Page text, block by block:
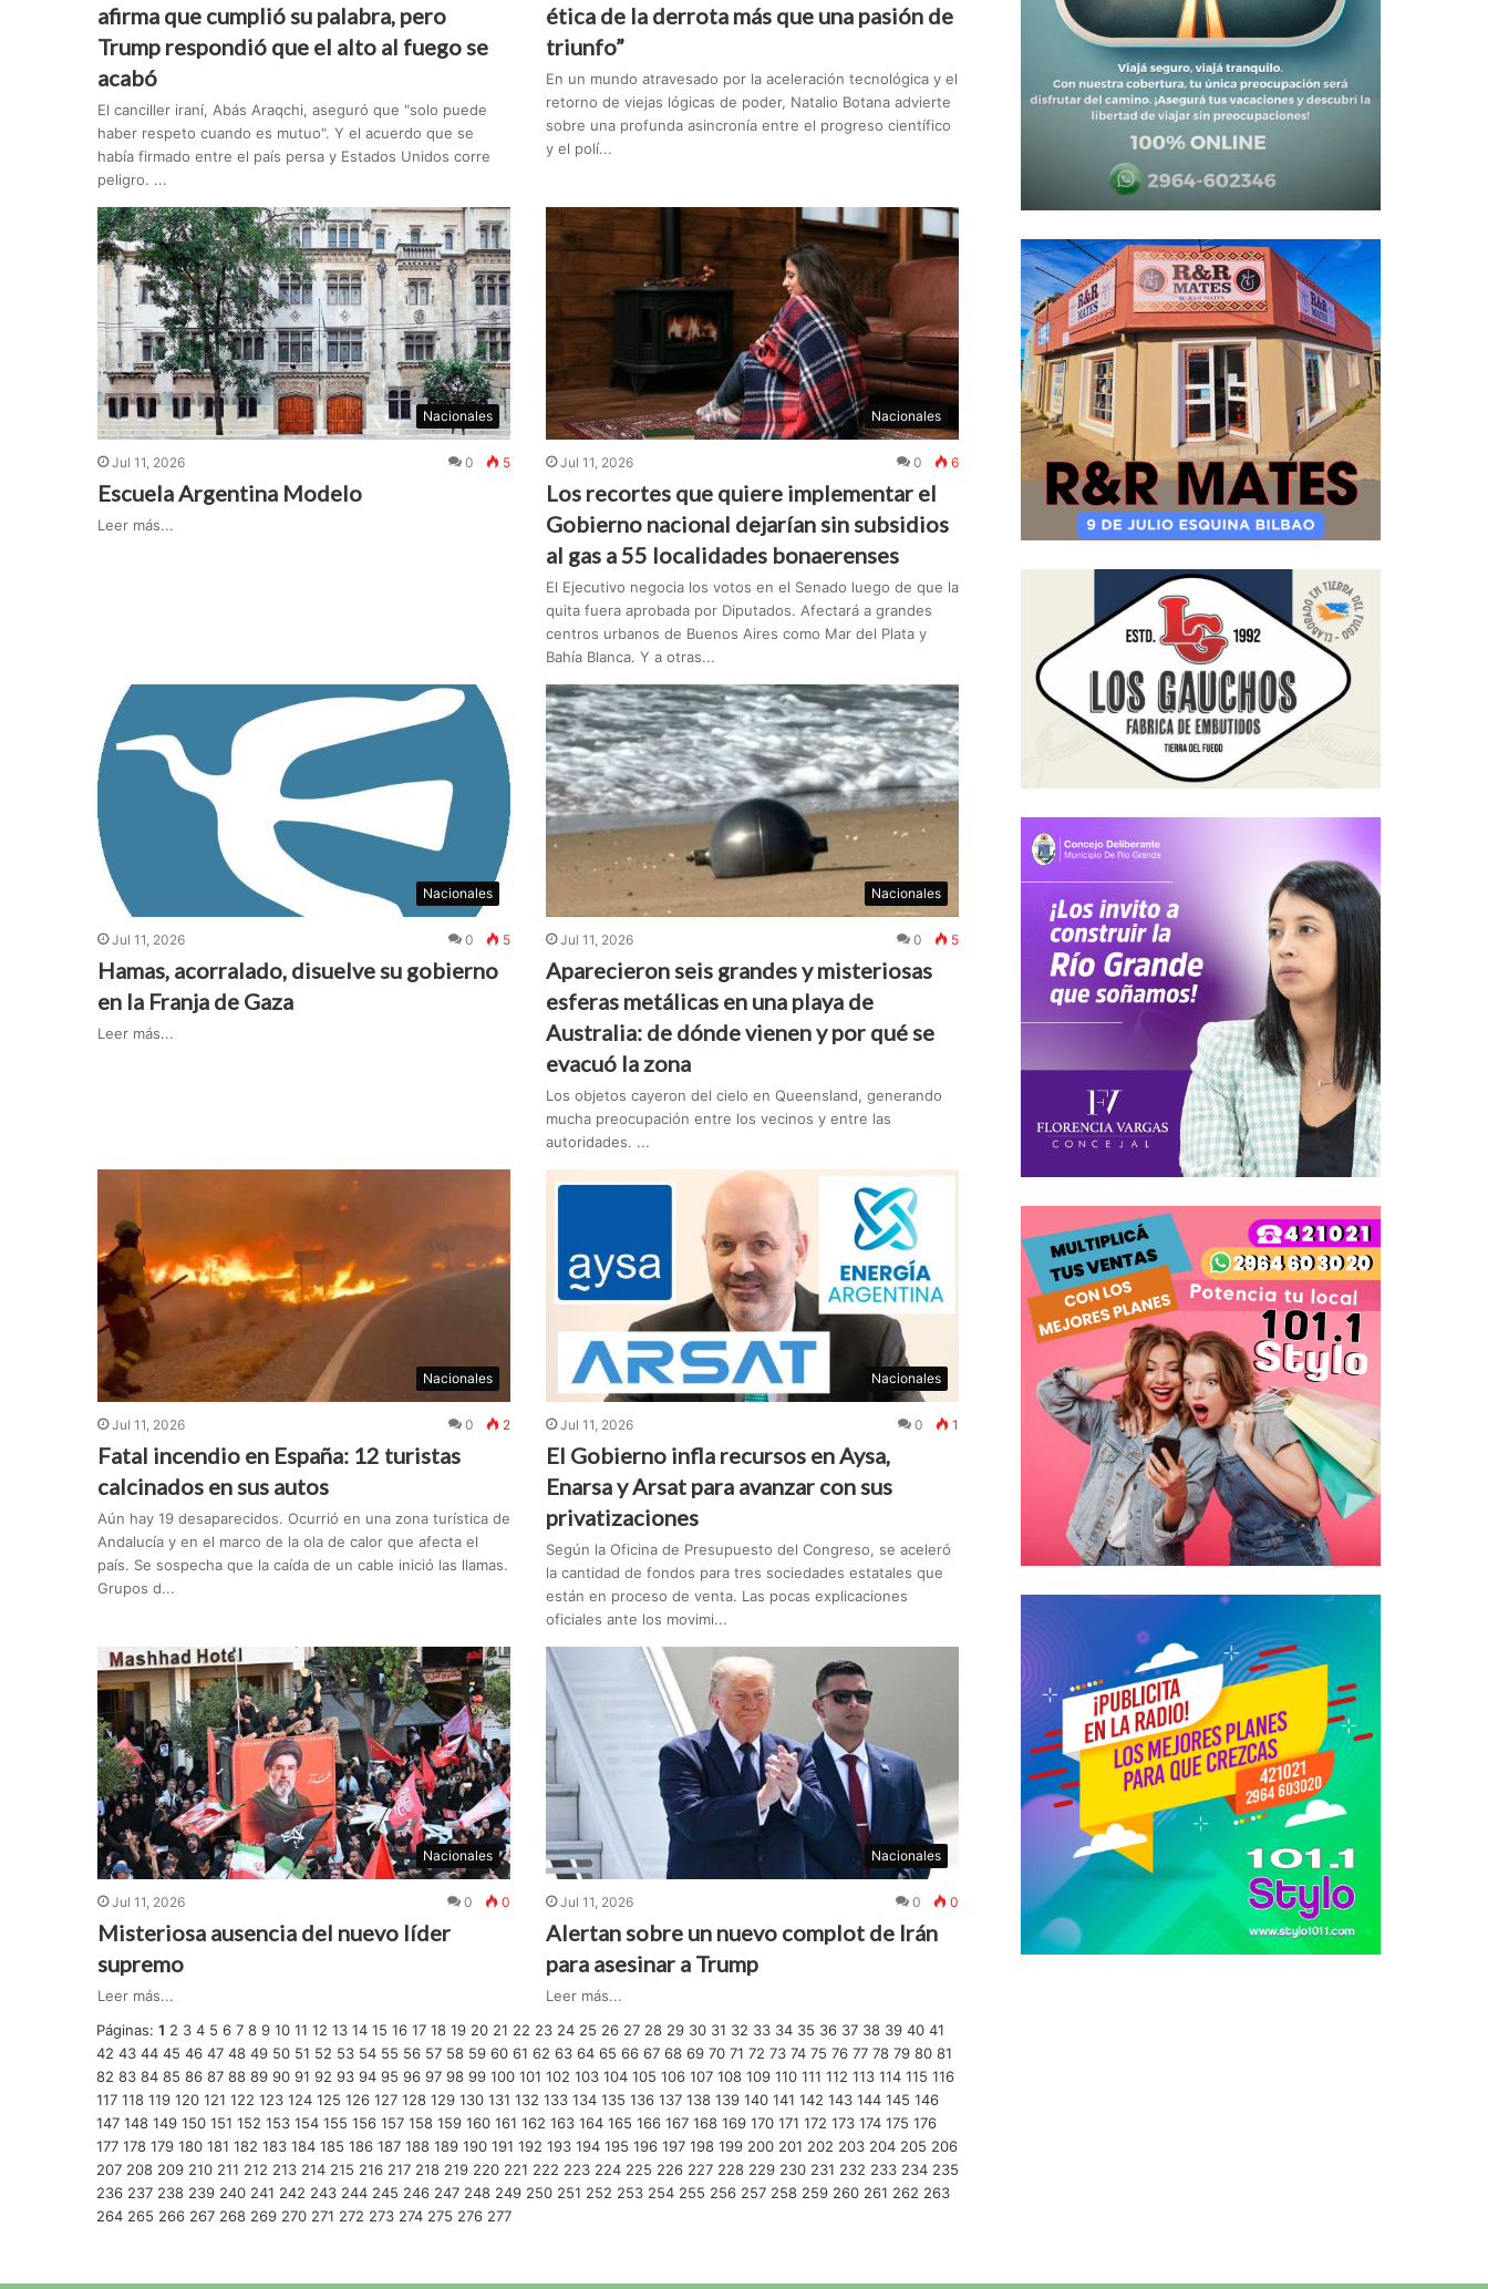
afirma que cumplió su palabra, pero
Trump respondió que el alto al fuego se
acabó
El canciller iraní, Abás Araqchi, aseguró que "solo puede
haber respeto cuando es mutuo". Y el acuerdo que se
había firmado entre el país persa y Estados Unidos corre
peligro. ...
ética de la derrota más que una pasión de
triunfo”
En un mundo atravesado por la aceleración tecnológica y el
retorno de viejas lógicas de poder, Natalio Botana advierte
sobre una profunda asincronía entre el progreso científico
y el polí...
Nacionales
Jul 11, 2026 0 5
Escuela Argentina Modelo
Leer más...
Nacionales
Jul 11, 2026 0 6
Los recortes que quiere implementar el
Gobierno nacional dejarían sin subsidios
al gas a 55 localidades bonaerenses
El Ejecutivo negocia los votos en el Senado luego de que la
quita fuera aprobada por Diputados. Afectará a grandes
centros urbanos de Buenos Aires como Mar del Plata y
Bahía Blanca. Y a otras...
Nacionales
Jul 11, 2026 0 5
Hamas, acorralado, disuelve su gobierno
en la Franja de Gaza
Leer más...
Nacionales
Jul 11, 2026 0 5
Aparecieron seis grandes y misteriosas
esferas metálicas en una playa de
Australia: de dónde vienen y por qué se
evacuó la zona
Los objetos cayeron del cielo en Queensland, generando
mucha preocupación entre los vecinos y entre las
autoridades. ...
Nacionales
Jul 11, 2026 0 2
Fatal incendio en España: 12 turistas
calcinados en sus autos
Aún hay 19 desaparecidos. Ocurrió en una zona turística de
Andalucía y en el marco de la ola de calor que afecta el
país. Se sospecha que la caída de un cable inició las llamas.
Grupos d...
Nacionales
Jul 11, 2026 0 1
El Gobierno infla recursos en Aysa,
Enarsa y Arsat para avanzar con sus
privatizaciones
Según la Oficina de Presupuesto del Congreso, se aceleró
la cantidad de fondos para tres sociedades estatales que
están en proceso de venta. Las pocas explicaciones
oficiales ante los movimi...
Nacionales
Jul 11, 2026 0 0
Misteriosa ausencia del nuevo líder
supremo
Leer más...
Nacionales
Jul 11, 2026 0 0
Alertan sobre un nuevo complot de Irán
para asesinar a Trump
Leer más...
Páginas: 1 2 3 4 5 6 7 8 9 10 11 12 13 14 15 16 17 18 19 20 21 22 23 24 25 26 27 28 29 30 31 32 33 34 35 36 37 38 39 40 41
42 43 44 45 46 47 48 49 50 51 52 53 54 55 56 57 58 59 60 61 62 63 64 65 66 67 68 69 70 71 72 73 74 75 76 77 78 79 80 81
82 83 84 85 86 87 88 89 90 91 92 93 94 95 96 97 98 99 100 101 102 103 104 105 106 107 108 109 110 111 112 113 114 115 116
117 118 119 120 121 122 123 124 125 126 127 128 129 130 131 132 133 134 135 136 137 138 139 140 141 142 143 144 145 146
147 148 149 150 151 152 153 154 155 156 157 158 159 160 161 162 163 164 165 166 167 168 169 170 171 172 173 174 175 176
177 178 179 180 181 182 183 184 185 186 187 188 189 190 191 192 193 194 195 196 197 198 199 200 201 202 203 204 205 206
207 208 209 210 211 212 213 214 215 216 217 218 219 220 221 222 223 224 225 226 227 228 229 230 231 232 233 234 235
236 237 238 239 240 241 242 243 244 245 246 247 248 249 250 251 252 253 254 255 256 257 258 259 260 261 262 263
264 265 266 267 268 269 270 271 272 273 274 275 276 277